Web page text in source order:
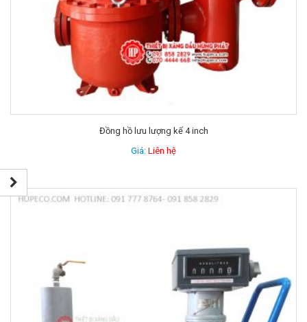
Đồng hồ lưu lượng kế 4 inch
Giá: Liên hệ